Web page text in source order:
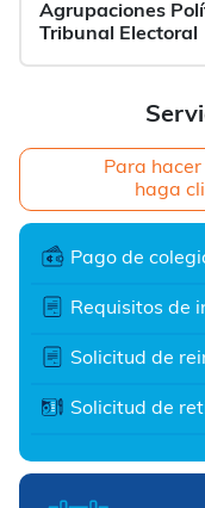
Para
haga
Pago de
Requisitos de
Solicitud de
Solicitud de
Agrupaciones
Tribunal Electoral